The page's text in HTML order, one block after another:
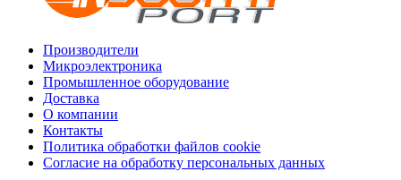
Производители
Микроэлектроника
Промышленное оборудование
Доставка
О компании
Контакты
Политика обработки файлов cookie
Согласие на обработку персональных данных